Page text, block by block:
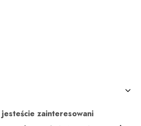
zainteresowani